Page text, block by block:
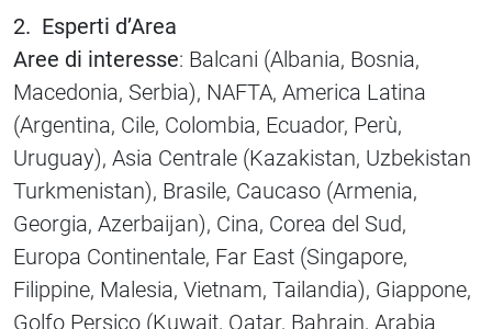
2. Esperti d’Area
Aree di interesse: Balcani (Albania, Bosnia,
Macedonia, Serbia), NAFTA, America Latina
(Argentina, Cile, Colombia, Ecuador, Perù,
Uruguay), Asia Centrale (Kazakistan, Uzbekistan
Turkmenistan), Brasile, Caucaso (Armenia,
Georgia, Azerbaijan), Cina, Corea del Sud,
Europa Continentale, Far East (Singapore,
Filippine, Malesia, Vietnam, Tailandia), Giappone,
Golfo Persico (Kuwait, Qatar, Bahrain, Arabia